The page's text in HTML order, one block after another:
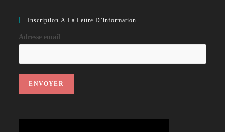
Inscription À La Lettre D’information
Adresse email